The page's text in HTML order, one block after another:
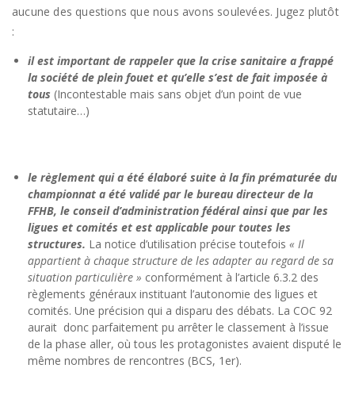
aucune des questions que nous avons soulevées. Jugez plutôt
:
il est important de rappeler que la crise sanitaire a frappé
la société de plein fouet et qu’elle s’est de fait imposée à
tous (Incontestable mais sans objet d’un point de vue
statutaire…)
le règlement qui a été élaboré suite à la fin prématurée du
championnat a été validé par le bureau directeur de la
FFHB, le conseil d’administration fédéral ainsi que par les
ligues et comités et est applicable pour toutes les
structures. La notice d’utilisation précise toutefois « Il
appartient à chaque structure de les adapter au regard de sa
situation particulière » conformément à l’article 6.3.2 des
règlements généraux instituant l’autonomie des ligues et
comités. Une précision qui a disparu des débats. La COC 92
aurait donc parfaitement pu arrêter le classement à l’issue
de la phase aller, où tous les protagonistes avaient disputé le
même nombres de rencontres (BCS, 1er).